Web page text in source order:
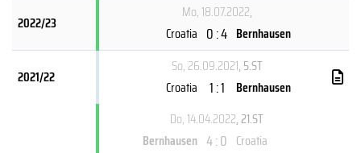
2022/23
Mo, 18.07.2022,
Croatia 0 : 4 Bernhausen
2021/22
So, 26.09.2021, 5.ST
Croatia
1 : 1
Bernhausen
Do, 14.04.2022, 21.ST
Bernhausen 4 : 0 Croatia